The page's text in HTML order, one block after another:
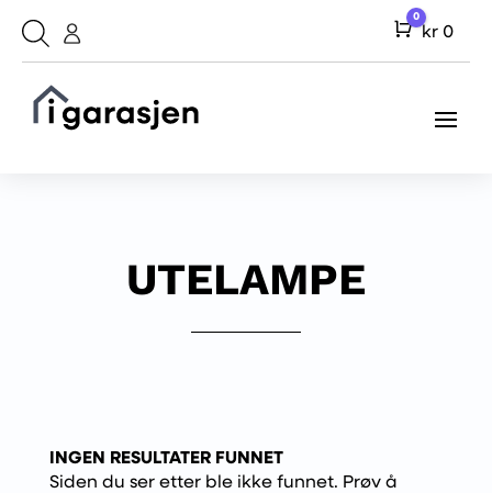
Cart
0
kr 0
UTELAMPE
INGEN RESULTATER FUNNET
Siden du ser etter ble ikke funnet. Prøv å